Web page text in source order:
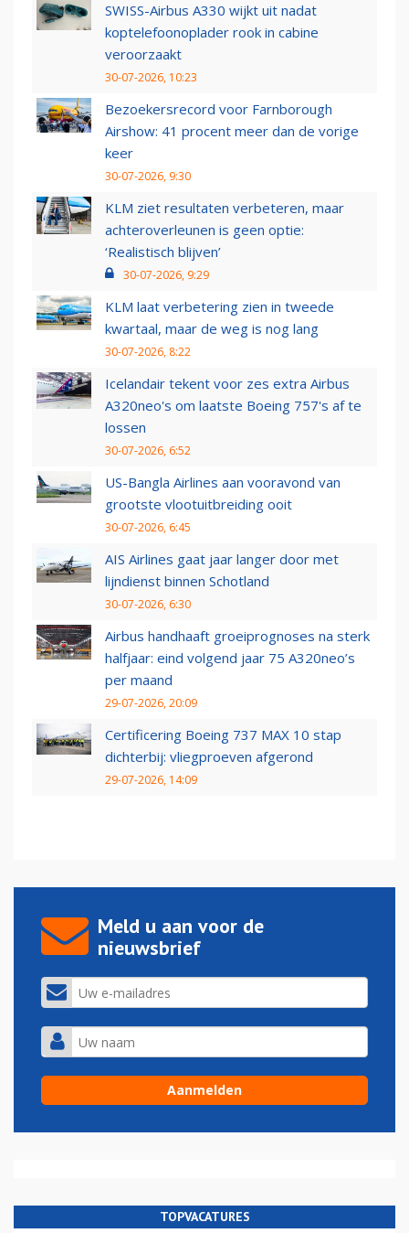
SWISS-Airbus A330 wijkt uit nadat
koptelefoonoplader rook in cabine
veroorzaakt
30-07-2026, 10:23
Bezoekersrecord voor Farnborough
Airshow: 41 procent meer dan de vorige
keer
30-07-2026, 9:30
KLM ziet resultaten verbeteren, maar
achteroverleunen is geen optie:
‘Realistisch blijven’
30-07-2026, 9:29
KLM laat verbetering zien in tweede
kwartaal, maar de weg is nog lang
30-07-2026, 8:22
Icelandair tekent voor zes extra Airbus
A320neo's om laatste Boeing 757's af te
lossen
30-07-2026, 6:52
US-Bangla Airlines aan vooravond van
grootste vlootuitbreiding ooit
30-07-2026, 6:45
AIS Airlines gaat jaar langer door met
lijndienst binnen Schotland
30-07-2026, 6:30
Airbus handhaaft groeiprognoses na sterk
halfjaar: eind volgend jaar 75 A320neo’s
per maand
29-07-2026, 20:09
Certificering Boeing 737 MAX 10 stap
dichterbij: vliegproeven afgerond
29-07-2026, 14:09
Meld u aan voor de
nieuwsbrief
TOPVACATURES